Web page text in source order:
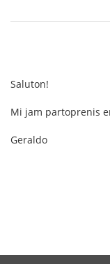
Saluton!
Mi jam partoprenis
Geraldo